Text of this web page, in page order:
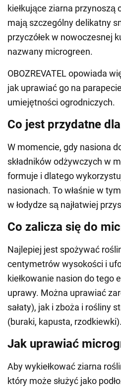
kiełkujące ziarna
mają szczególny delikatny
przyczółek w nowoczesnej
nazwany microgreen.
OBOZREVATEL opowiada
jak uprawiać go na
umiejętności ogrodniczych.
Co jest przydatne
W momencie, gdy nasiona
składników odżywczych w
formuje i dlatego
nasionach. To właśnie w
w łodydze są najłatwiej
Co zalicza się do
Najlepiej jest spożywać
centymetrów wysokości i
kiełkowanie nasion do tego
uprawy. Można uprawiać
sałaty), jak i zboża i rośliny
(buraki, kapusta, rzodkiewki).
Jak uprawiać
Aby wykiełkować ziarna
który może służyć jako